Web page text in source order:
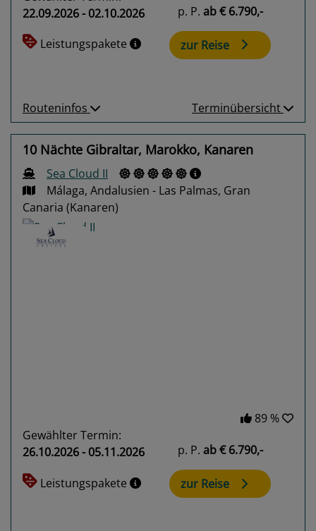
22.09.2026 - 02.10.2026
Leistungspakete
p. P. ab€ 6.790,-
zur Reise
Routeninfos Terminübersicht
10 Nächte Gibraltar, Marokko, Kanaren
Sea Cloud II
Málaga, Andalusien - Las Palmas, Gran
Canaria (Kanaren)
89 %
Gewählter Termin:
26.10.2026 - 05.11.2026
Leistungspakete
p. P. ab€ 6.790,-
zur Reise